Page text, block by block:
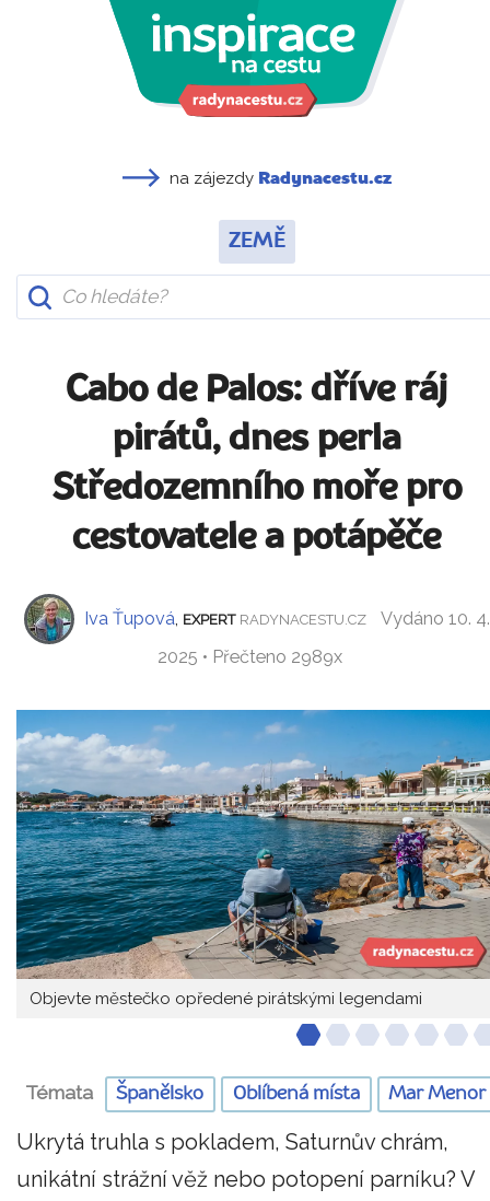
na zájezdy Radynacestu.cz
ZEMĚ
Cabo de Palos: dříve ráj
pirátů, dnes perla
Středozemního moře pro
cestovatele a potápěče
Iva Ťupová EXPERT RADYNACESTU.CZ
Vydáno 10. 4.
2025 • Přečteno 2989x
Objevte městečko opředené pirátskými legendami
Témata Španělsko Oblíbená místa Mar Menor
Ukrytá truhla s pokladem, Saturnův chrám,
unikátní strážní věž nebo potopení parníku? V